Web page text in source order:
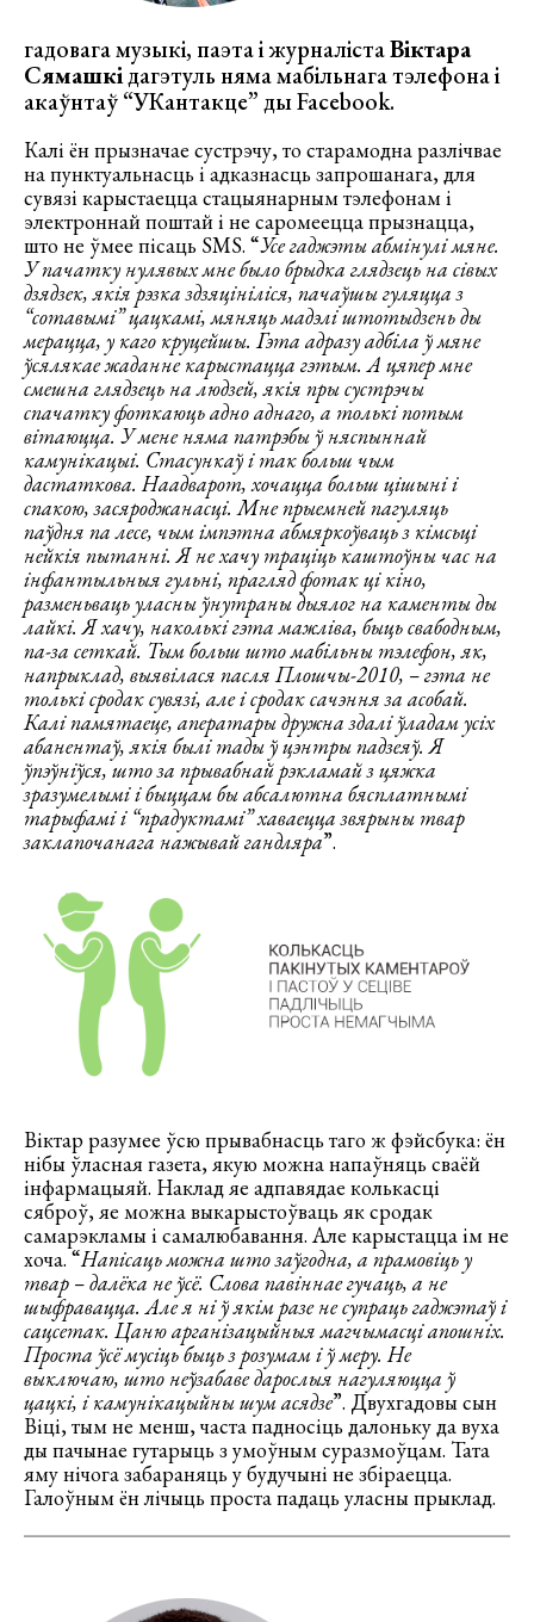
гадовага музыкі, паэта і журналістаВіктара
Сямашкідагэтуль няма мабільнага тэлефона і
акаўнтаў “УКантакце” ды Facebook.
Калі ён прызначае сустрэчу, то старамодна разлічвае
на пунктуальнасць і адказнасць запрошанага, для
сувязі карыстаецца стацыянарным тэлефонам і
электроннай поштай і не саромеецца прызнацца,
што не ўмее пісаць SMS. “Усе гаджэты абмінулі мяне.
У пачатку нулявых мне было брыдка глядзець на сівых
дзядзек, якія рэзка здзяцініліся, пачаўшы гуляцца з
“сотавымі” цацкамі, мяняць мадэлі штотыдзень ды
мерацца, у каго круцейшы. Гэта адразу адбіла ў мяне
ўсялякае жаданне карыстацца гэтым. А цяпер мне
смешна глядзець на людзей, якія пры сустрэчы
спачатку фоткаюць адно аднаго, а толькі потым
вітаюцца. У мене няма патрэбы ў няспыннай
камунікацыі. Стасункаў і так больш чым
дастаткова. Наадварот, хочацца больш цішыні і
спакою, засяроджанасці. Мне прыемней пагуляць
паўдня па лесе, чым імпэтна абмяркоўваць з кімсьці
нейкія пытанні. Я не хачу траціць каштоўны час на
інфантыльныя гульні, прагляд фотак ці кіно,
разменьваць уласны ўнутраны дыялог на каменты ды
лайкі. Я хачу, наколькі гэта мажліва, быць свабодным,
па-за сеткай. Тым больш што мабільны тэлефон, як,
напрыклад, выявілася пасля Плошчы-2010, – гэта не
толькі сродак сувязі, але і сродак сачэння за асобай.
Калі памятаеце, аператары дружна здалі ўладам усіх
абанентаў, якія былі тады ў цэнтрыпадзеяў. Я
ўпэўніўся, што за прывабнай рэкламай з цяжка
зразумелымі і быццам бы абсалютна бясплатнымі
тарыфамі і “прадуктамі” хаваецца звярыны твар
заклапочанага нажывай гандляра”.
Віктар разумее ўсю прывабнасць таго ж фэйсбука: ён
нібы ўласная газета, якую можна напаўняць сваёй
інфармацыяй. Наклад яе адпавядае колькасці
сяброў, яе можна выкарыстоўваць як сродак
самарэкламы і самалюбавання. Але карыстацца ім не
хоча. “Напісаць можна што заўгодна, а прамовіць у
твар – далёка не ўсё. Слова павіннае гучаць, а не
шыфравацца. Але я ні ў якім разе не супраць гаджэтаў і
сацсетак. Цаню арганізацыйныя магчымасці апошніх.
Проста ўсё мусіць быць з розумам і ў меру. Не
выключаю, што неўзабаве дарослыя нагуляюцца ў
цацкі, і камунікацыйны шум асядзе”. Двухгадовы сын
Віці, тым не менш, часта падносіць далоньку да вуха
ды пачынае гутарыць з умоўным суразмоўцам. Тата
яму нічога забараняць у будучыні не збіраецца.
Галоўным ён лічыць проста падаць уласны прыклад.